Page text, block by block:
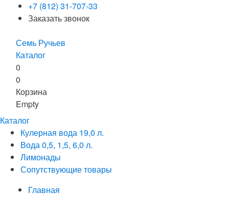
+7 (812) 31-707-33
Заказать звонок
Семь Ручьев
Каталог
0
0
Корзина
Empty
Каталог
Кулерная вода 19,0 л.
Вода 0,5, 1,5, 6,0 л.
Лимонады
Сопутствующие товары
Главная